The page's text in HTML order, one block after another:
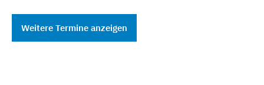
Weitere Termine anzeigen